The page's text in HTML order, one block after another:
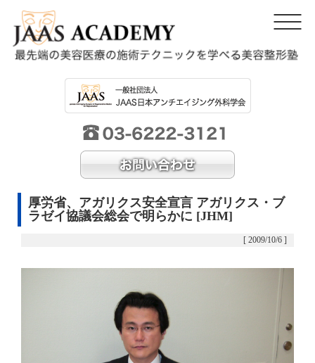
厚労省、アガリクス安全宣言 アガリクス・ブ
ラゼイ協議会総会で明らかに [JHM]
[ 2009/10/6 ]